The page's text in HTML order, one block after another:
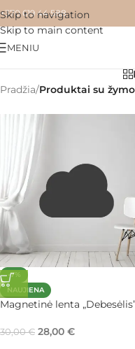
Skip to navigation
Skip to main content
+370 619 44 588
MENIU
Pradžia/Produktai su
-7%
NAUJIENA
Magnetinė lenta
30,00€ 28,00 €